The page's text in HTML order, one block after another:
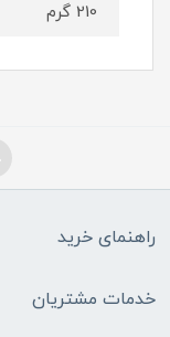
210 گرم
راهنمای خرید
خدمات مشتریان